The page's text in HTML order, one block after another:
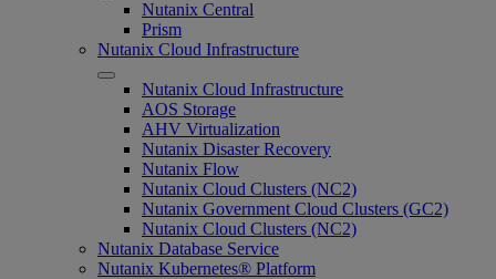
Nutanix Central
Prism
Nutanix Cloud Infrastructure
Nutanix Cloud Infrastructure
AOS Storage
AHV Virtualization
Nutanix Disaster Recovery
Nutanix Flow
Nutanix Cloud Clusters (NC2)
Nutanix Government Cloud Clusters (GC2)
Nutanix Cloud Clusters (NC2)
Nutanix Database Service
Nutanix Kubernetes® Platform